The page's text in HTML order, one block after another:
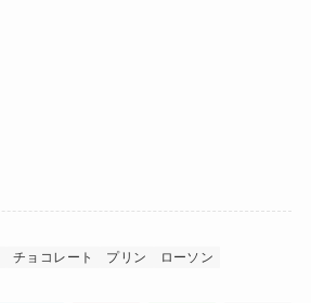
チョコレート プリン ローソン